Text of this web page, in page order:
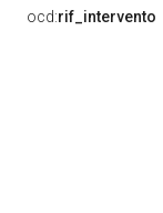
ocd:rif_intervento